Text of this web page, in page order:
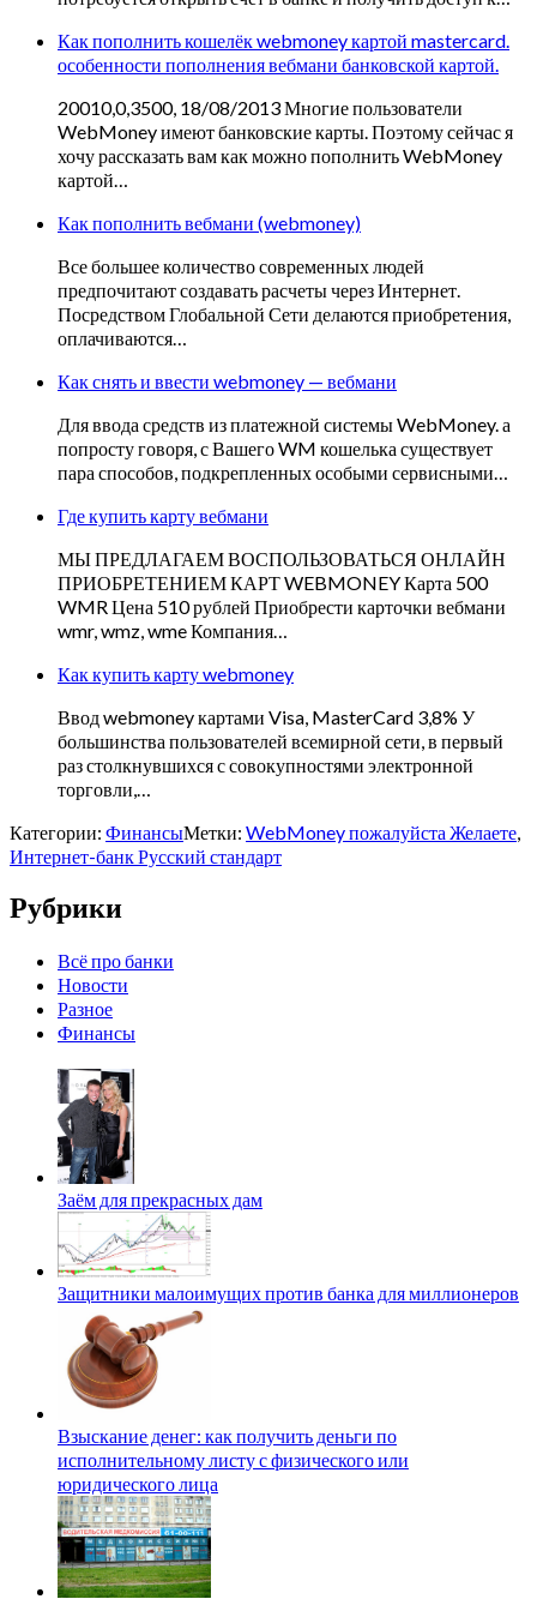
Как пополнить кошелёк webmoney картой mastercard.
особенности пополнения вебмани банковской картой.
20010,0,3500, 18/08/2013 Многие пользователи
WebMoney имеют банковские карты. Поэтому сейчас я
хочу рассказать вам как можно пополнить WebMoney
картой…
Как пополнить вебмани (webmoney)
Все большее количество современных людей
предпочитают создавать расчеты через Интернет.
Посредством Глобальной Сети делаются приобретения,
оплачиваются…
Как снять и ввести webmoney — вебмани
Для ввода средств из платежной системы WebMoney. а
попросту говоря, с Вашего WM кошелька существует
пара способов, подкрепленных особыми сервисными…
Где купить карту вебмани
МЫ ПРЕДЛАГАЕМ ВОСПОЛЬЗОВАТЬСЯ ОНЛАЙН
ПРИОБРЕТЕНИЕМ КАРТ WEBMONEY Карта 500
WMR Цена 510 рублей Приобрести карточки вебмани
wmr, wmz, wme Компания…
Как купить карту webmoney
Ввод webmoney картами Visa, MasterCard 3,8% У
большинства пользователей всемирной сети, в первый
раз столкнувшихся с совокупностями электронной
торговли,…
Категории: ФинансыМетки: WebMoney пожалуйста Желаете,
Интернет-банк Русский стандарт
Рубрики
Всё про банки
Новости
Разное
Финансы
Заём для прекрасных дам
Защитники малоимущих против банка для миллионеров
Взыскание денег: как получить деньги по
исполнительному листу с физического или
юридического лица